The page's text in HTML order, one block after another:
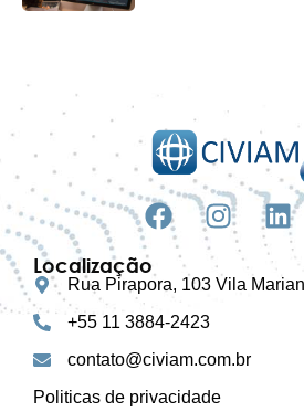
Localização
Rua Pirapora, 103 Vila
+55 11 3884-2423
contato@civiam.com.br
Politicas de privacidade